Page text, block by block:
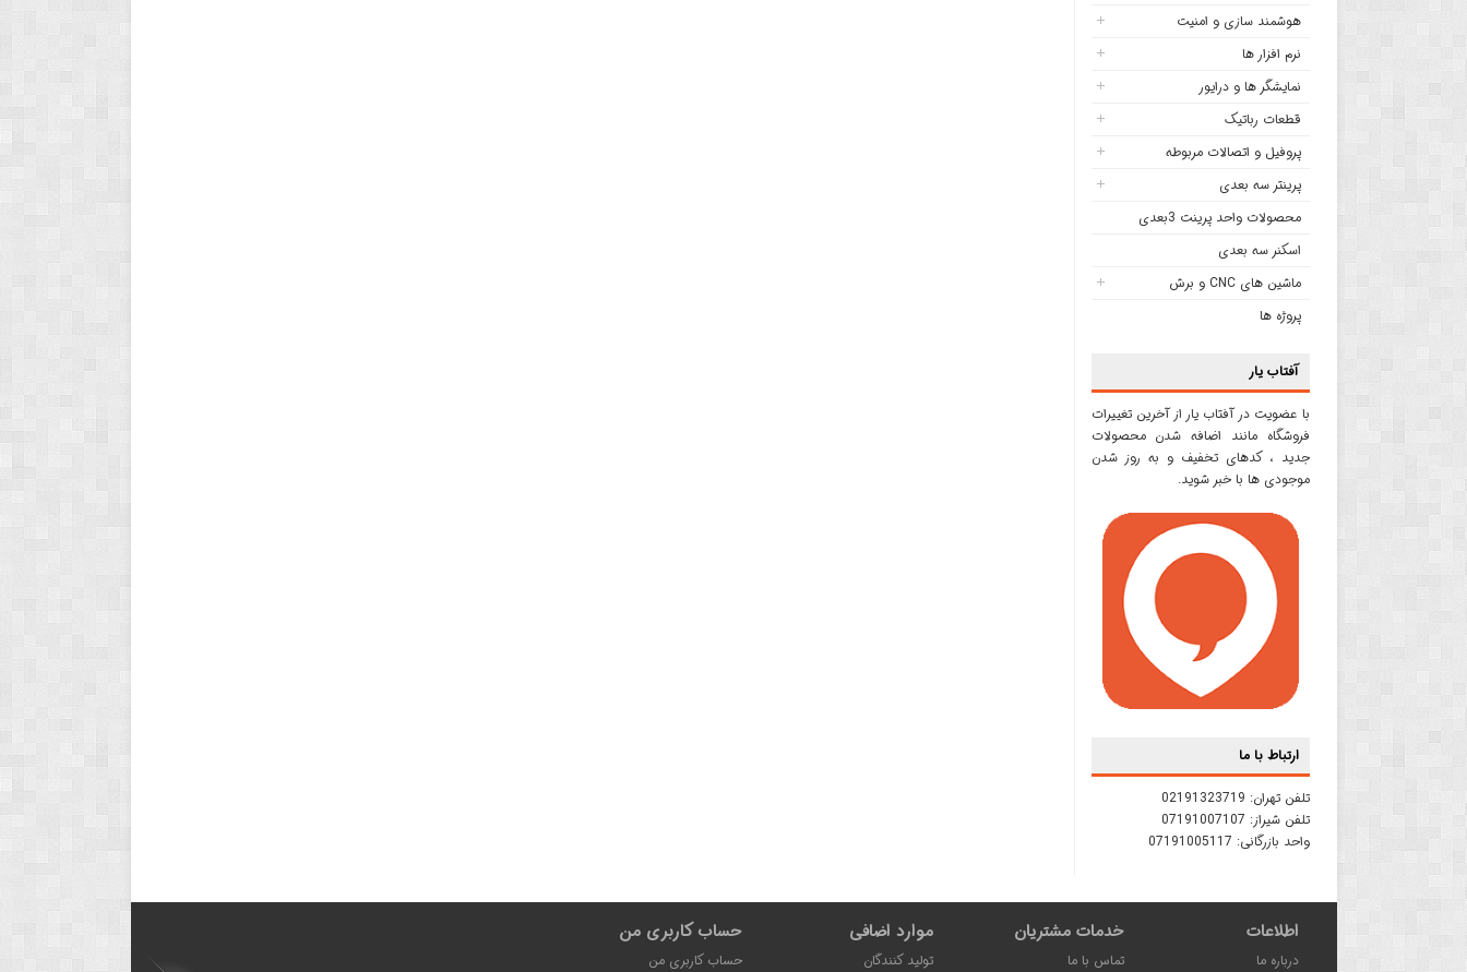
هوشمند سازی و امنیت
نرم افزار ها
نمایشگر ها و درایور
قطعات رباتیک
پروفیل و اتصالات مربوطه
پرینتر سه بعدی
محصولات واحد پرینت 3بعدی
اسکنر سه بعدی
ماشین های CNC و برش
پروژه ها
آفتاب یار
با عضویت در آفتاب یار از آخرین تغییرات
فروشگاه مانند اضافه شدن محصولات
جدید ، کدهای تخفیف و به روز شدن
موجودی ها با خبر شوید.
ارتباط با ما
تلفن تهران: 02191323719
تلفن شیراز: 07191007107
واحد بازرگانی: 07191005117
اطلاعات
درباره ما
خدمات مشتریان
تماس با ما
موارد اضافی
تولید کنندگان
حساب کاربری من
حساب کاربری من